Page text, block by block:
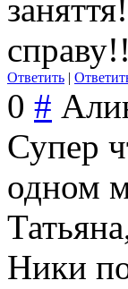
Ответить |
0 #
Супер
одном
Ники